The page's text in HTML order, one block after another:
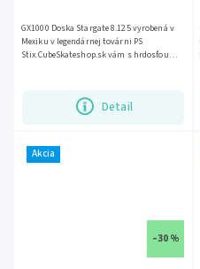
Detail
GX1000 Doska Stargate 8.125 vyrobená v
Mexiku v legendárnej továrni PS
Stix.CubeSkateshop.sk vám s hrdosťou
Akcia
–30 %